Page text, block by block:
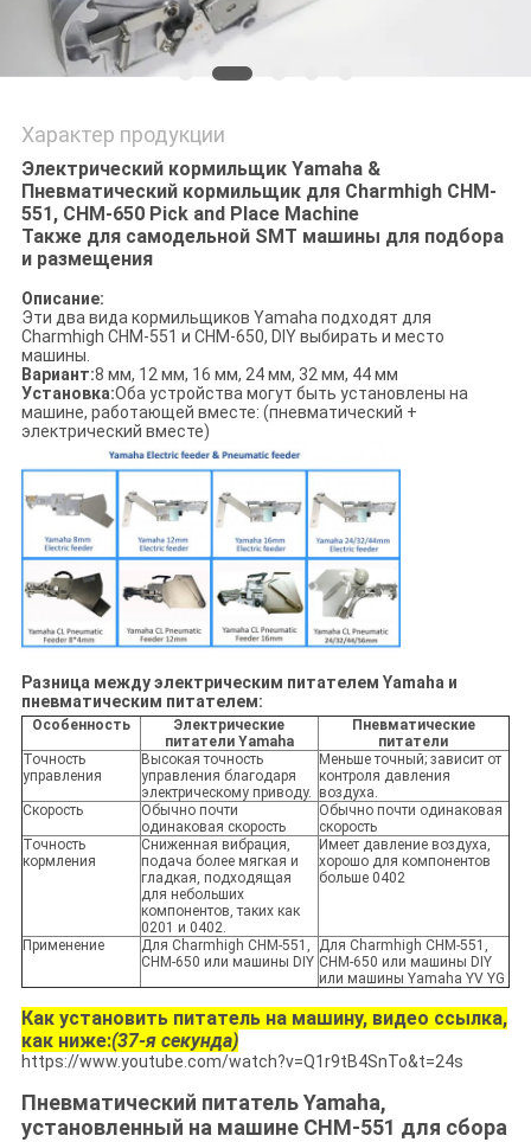
Характер продукции
Электрический кормильщик Yamaha &
Пневматический кормильщик для Charmhigh CHM-
551, CHM-650 Pick and Place Machine
Также для самодельной SMT машины для подбора
и размещения
Описание:
Эти два вида кормильщиков Yamaha подходят для
Charmhigh CHM-551 и CHM-650, DIY выбирать и место
машины.
Вариант:8 мм, 12 мм, 16 мм, 24 мм, 32 мм, 44 мм
Установка:Оба устройства могут быть установлены на
машине, работающей вместе: (пневматический +
электрический вместе)
Разница между электрическим питателем Yamaha и
пневматическим питателем:
Особенность
Электрические
питатели Yamaha
Пневматические
питатели
Точность
управления
Высокая точность
управления благодаря
электрическому приводу.
Меньше точный; зависит от
контроля давления
воздуха.
Скорость
Обычно почти
одинаковая скорость
Обычно почти одинаковая
скорость
Точность
кормления
Сниженная вибрация,
подача более мягкая и
гладкая, подходящая
для небольших
компонентов, таких как
0201 и 0402.
Имеет давление воздуха,
хорошо для компонентов
больше 0402
Применение
Для Charmhigh CHM-551,
CHM-650 или машины DIY
Для Charmhigh CHM-551,
CHM-650 или машины DIY
или машины Yamaha YV YG
Как установить питатель на машину, видео ссылка,
как ниже:(37-я секунда)
https://www.youtube.com/watch?v=Q1r9tB4SnTo&t=24s
Пневматический питатель Yamaha,
установленный на машине CHM-551 для сбора